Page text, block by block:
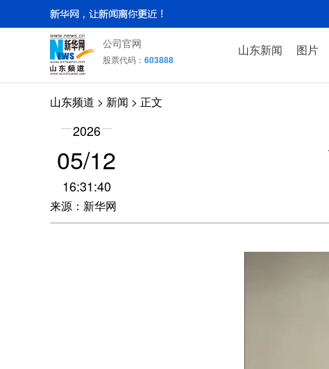
公司官网
股票代码： 603888
山东新闻 图片
山东频道 > 新闻 > 正文
2026
05/12
16:31:40
来源：新华网